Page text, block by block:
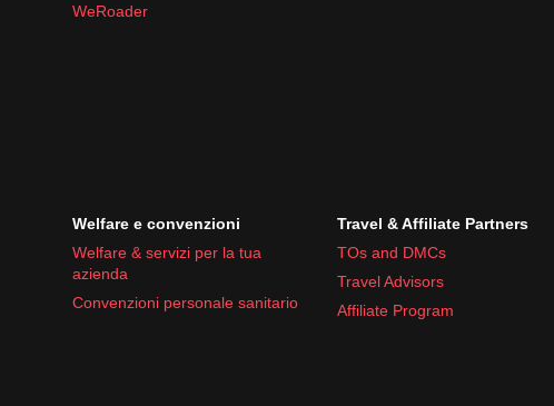
WeRoader
Welfare e convenzioni
Welfare & servizi per la tua
azienda
Convenzioni personale sanitario
Travel & Affiliate Partners
TOs and DMCs
Travel Advisors
Affiliate Program